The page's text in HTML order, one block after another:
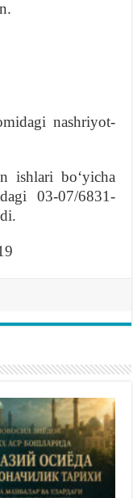
nashriyot-
ishlari boʻyicha
03-07/6831-